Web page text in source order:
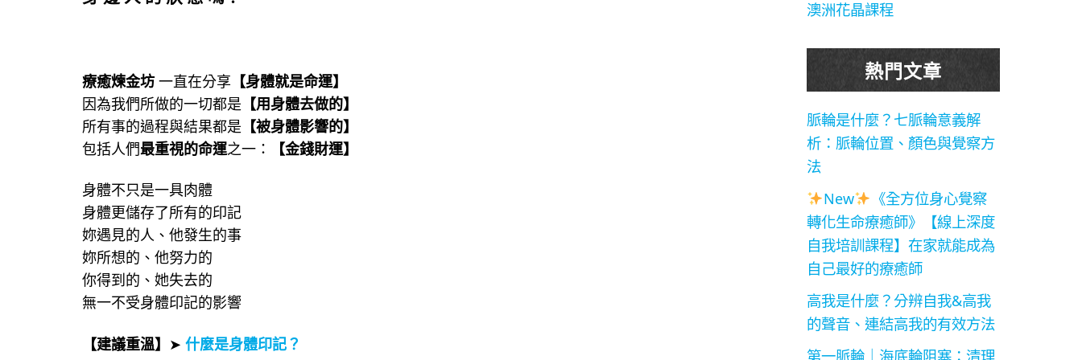
療癒煉金坊一直在分享 【身體就是命運】
因為我們所做的一切都是 【用身體去做的】
所有事的過程與結果都是 【被身體影響的】
包括人們最重視的命運之一：
【金錢財運】
身體不只是一具肉體
身體更儲存了所有的印記
妳遇見的人、他發生的事
妳所想的、他努力的
你得到的、她失去的
無一不受身體印記的影響
【建議重溫】 ➤ 什麼是身體印記？
澳洲花晶課程
熱門文章
脈輪是什麼？七脈輪意義解
析：脈輪位置、顏色與覺察方
法
New
《全方位身心覺察
轉化生命療癒師》【線上深度
自我培訓課程】在家就能成為
自己最好的療癒師
高我是什麼？分辨自我&高我
的聲音、連結高我的有效方法
第一脈輪｜海底輪阻塞：清理